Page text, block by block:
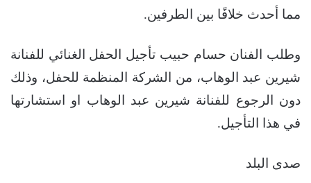
مما أحدث خلافًا بين الطرفين.
وطلب الفنان حسام حبيب تأجيل الحفل الغنائي للفنانة
شيرين عبد الوهاب، من الشركة المنظمة للحفل، وذلك
دون الرجوع للفنانة شيرين عبد الوهاب او استشارتها
في هذا التأجيل.
صدى البلد